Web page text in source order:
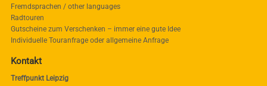
Fremdsprachen / other languages
Radtouren
Gutscheine zum Verschenken – immer eine gute Idee
Individuelle Touranfrage oder allgemeine Anfrage
Kontakt
Treffpunkt Leipzig